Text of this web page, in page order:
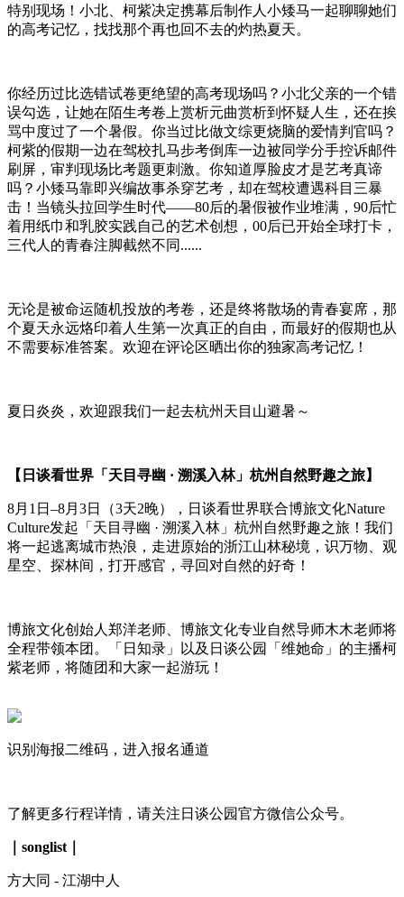
特别现场！小北、柯紫决定携幕后制作人小矮马一起聊聊她们
的高考记忆，找找那个再也回不去的灼热夏天。
你经历过比选错试卷更绝望的高考现场吗？小北父亲的一个错
误勾选，让她在陌生考卷上赏析元曲赏析到怀疑人生，还在挨
骂中度过了一个暑假。你当过比做文综更烧脑的爱情判官吗？
柯紫的假期一边在驾校扎马步考倒库一边被同学分手控诉邮件
刷屏，审判现场比考题更刺激。你知道厚脸皮才是艺考真谛
吗？小矮马靠即兴编故事杀穿艺考，却在驾校遭遇科目三暴
击！当镜头拉回学生时代——80后的暑假被作业堆满，90后忙
着用纸巾和乳胶实践自己的艺术创想，00后已开始全球打卡，
三代人的青春注脚截然不同......
无论是被命运随机投放的考卷，还是终将散场的青春宴席，那
个夏天永远烙印着人生第一次真正的自由，而最好的假期也从
不需要标准答案。欢迎在评论区晒出你的独家高考记忆！
夏日炎炎，欢迎跟我们一起去杭州天目山避暑～
【日谈看世界「天目寻幽 · 溯溪入林」杭州自然野趣之旅】
8月1日–8月3日（3天2晚），日谈看世界联合博旅文化Nature
Culture发起「天目寻幽 · 溯溪入林」杭州自然野趣之旅！我们
将一起逃离城市热浪，走进原始的浙江山林秘境，识万物、观
星空、探林间，打开感官，寻回对自然的好奇！
博旅文化创始人郑洋老师、博旅文化专业自然导师木木老师将
全程带领本团。「日知录」以及日谈公园「维她命」的主播柯
紫老师，将随团和大家一起游玩！
识别海报二维码，进入报名通道
了解更多行程详情，请关注日谈公园官方微信公众号。
｜songlist｜
方大同 - 江湖中人